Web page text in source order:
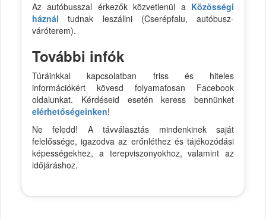
Az autóbusszal érkezők közvetlenül a Közösségi
háznál tudnak leszállni (Cserépfalu, autóbusz-
váróterem).
További infók
Túráinkkal kapcsolatban friss és hiteles
információkért kövesd folyamatosan Facebook
oldalunkat. Kérdéseid esetén keress bennünket
elérhetőségeinken!
Ne feledd! A távválasztás mindenkinek saját
felelőssége, igazodva az erőnléthez és tájékozódási
képességekhez, a terepviszonyokhoz, valamint az
időjáráshoz.